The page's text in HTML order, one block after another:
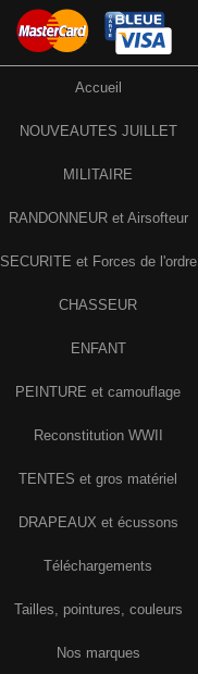
Accueil
NOUVEAUTES JUILLET
MILITAIRE
RANDONNEUR et Airsofteur
SECURITE et Forces de l'ordre
CHASSEUR
ENFANT
PEINTURE et camouflage
Reconstitution WWII
TENTES et gros matériel
DRAPEAUX et écussons
Téléchargements
Tailles, pointures, couleurs
Nos marques